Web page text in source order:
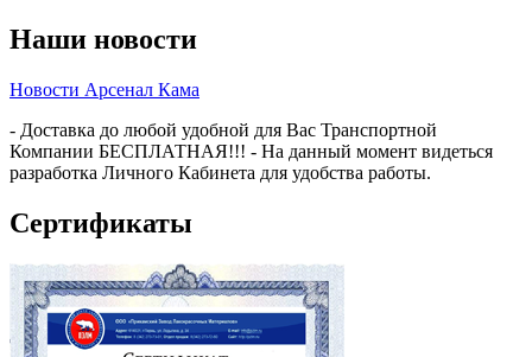
Наши новости
Новости Арсенал Кама
- Доставка до любой удобной для Вас Транспортной
Компании БЕСПЛАТНАЯ!!! - На данный момент видеться
разработка Личного Кабинета для удобства работы.
Сертификаты